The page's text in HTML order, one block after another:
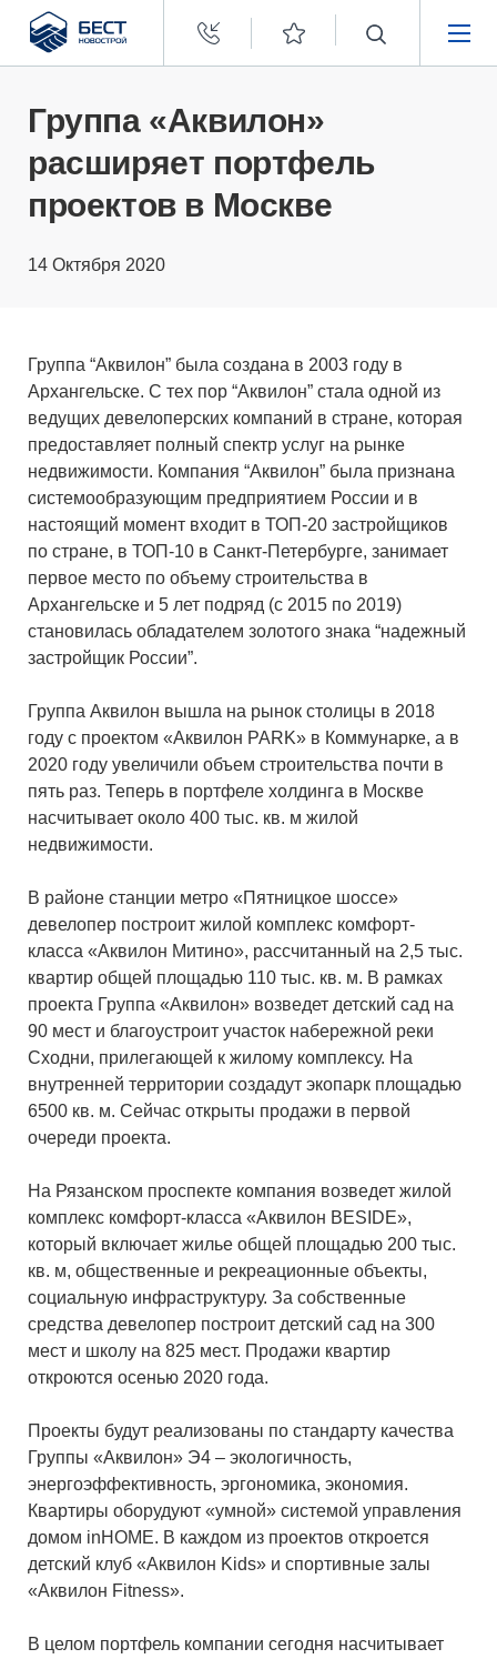
Бест
Новострой
ПОКУПАТЕЛЯМ
ЗАСТРОЙЩИКАМ
Группа «Аквилон»
расширяет портфель
проектов в Москве
14 Октября 2020
Группа “Аквилон” была создана в 2003 году в
Архангельске. С тех пор “Аквилон” стала одной из
ведущих девелоперских компаний в стране, которая
предоставляет полный спектр услуг на рынке
недвижимости. Компания “Аквилон” была признана
системообразующим предприятием России и в
настоящий момент входит в ТОП-20 застройщиков
по стране, в ТОП-10 в Санкт-Петербурге, занимает
первое место по объему строительства в
Архангельске и 5 лет подряд (с 2015 по 2019)
становилась обладателем золотого знака “надежный
застройщик России”.
Группа Аквилон вышла на рынок столицы в 2018
году с проектом «Аквилон PARK» в Коммунарке, а в
2020 году увеличили объем строительства почти в
пять раз. Теперь в портфеле холдинга в Москве
насчитывает около 400 тыс. кв. м жилой
недвижимости.
В районе станции метро «Пятницкое шоссе»
девелопер построит жилой комплекс комфорт-
класса «Аквилон Митино», рассчитанный на 2,5 тыс.
квартир общей площадью 110 тыс. кв. м. В рамках
проекта Группа «Аквилон» возведет детский сад на
90 мест и благоустроит участок набережной реки
Сходни, прилегающей к жилому комплексу. На
внутренней территории создадут экопарк площадью
6500 кв. м. Сейчас открыты продажи в первой
очереди проекта.
На Рязанском проспекте компания возведет жилой
комплекс комфорт-класса «Аквилон BESIDE»,
который включает жилье общей площадью 200 тыс.
кв. м, общественные и рекреационные объекты,
социальную инфраструктуру. За собственные
средства девелопер построит детский сад на 300
мест и школу на 825 мест. Продажи квартир
откроются осенью 2020 года.
Проекты будут реализованы по стандарту качества
Группы «Аквилон» Э4 – экологичность,
энергоэффективность, эргономика, экономия.
Квартиры оборудуют «умной» системой управления
домом inHOME. В каждом из проектов откроется
детский клуб «Аквилон Kids» и спортивные залы
«Аквилон Fitness».
В целом портфель компании сегодня насчитывает